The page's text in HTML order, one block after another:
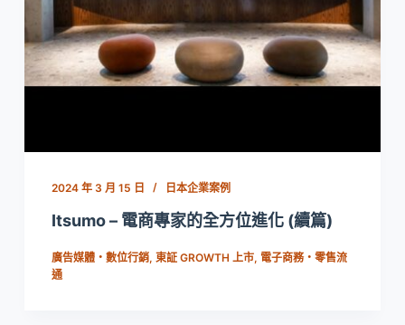
2024 年 3 月 15 日 日本企業案例
Itsumo – 電商專家的全方位進化 (續篇)
廣告媒體・數位行銷, 東証 GROWTH 上市, 電子商務・零售流
通